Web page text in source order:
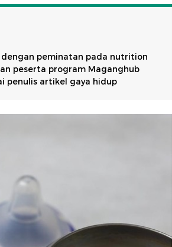
peminatan pada nutrition
peserta program Maganghub
penulis artikel gaya hidup